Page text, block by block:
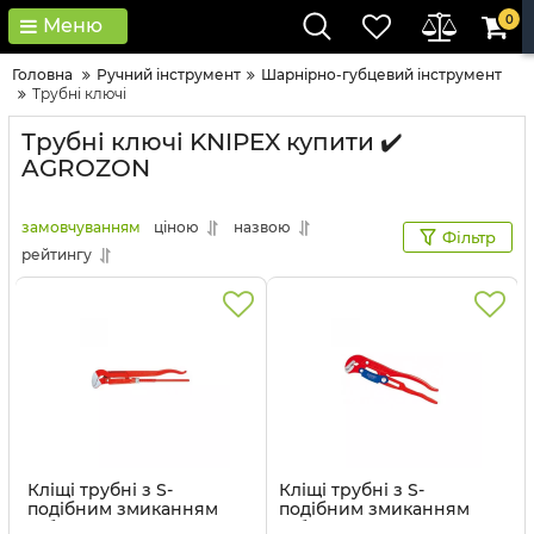
Меню 0
Головна Ручний інструмент
Шарнірно-губцевий інструмент
Трубні ключі
Трубні ключі KNIPEX купити ✔️
AGROZON
замовчуванням ціною
назвою
рейтингу
Фільтр
Кліщі трубні з S-
подібним змиканням
губок 83 30 020
Кліщі трубні з S-
подібним змиканням
губок 83 60 015